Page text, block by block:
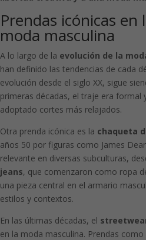
Prendas icónicas en
moda masculina
A lo largo de la evolución de la
han definido las tendencias de cada
evolución desde el siglo XX, sigue
primeras décadas, el traje era formal
adoptado cortes más relajados.
Otra prenda icónica es la chaqueta
años 50 por figuras como James
relevante en diversas subculturas,
jeans, que comenzaron como ropa
una pieza central en el armario
estilos y contextos.
En las últimas décadas, el
en la moda masculina. Prendas como